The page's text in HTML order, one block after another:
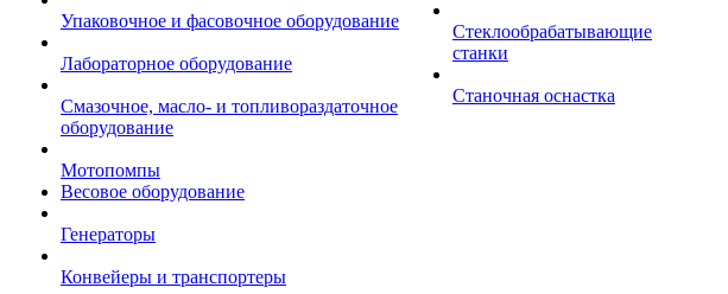
Упаковочное и фасовочное оборудование
Лабораторное оборудование
Смазочное, масло- и топливораздаточное
оборудование
Мотопомпы
Весовое оборудование
Генераторы
Конвейеры и транспортеры
Стеклообрабатывающие
станки
Станочная оснастка